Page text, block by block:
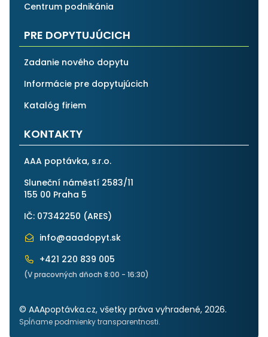
Centrum podnikánia
PRE DOPYTUJÚCICH
Zadanie nového dopytu
Informácie pre dopytujúcich
Katalóg firiem
KONTAKTY
AAA poptávka, s.r.o.
Sluneční náměstí 2583/11
155 00 Praha 5
IČ: 07342250 (ARES)
info@aaadopyt.sk
+421 220 839 005
(V pracovných dňoch 8:00 - 16:30)
© AAApoptávka.cz, všetky práva vyhradené, 2026.
Spĺňame podmienky transparentnosti.